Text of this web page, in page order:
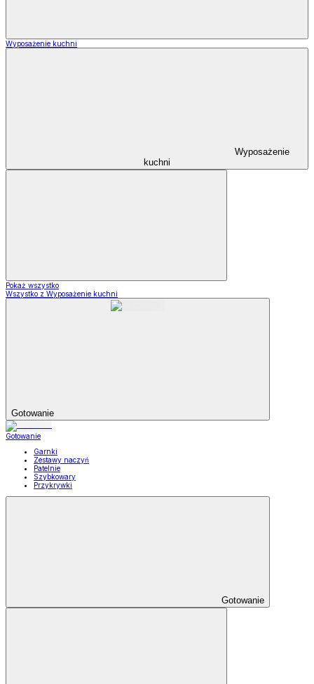
Wyposażenie kuchni
Wyposażenie
kuchni
Pokaż wszystko
Wszystko z Wyposażenie kuchni
Gotowanie
Gotowanie
Garnki
Zestawy naczyń
Patelnie
Szybkowary
Przykrywki
Gotowanie